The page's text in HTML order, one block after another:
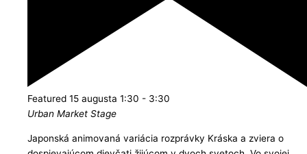
Featured 15 augusta 1:30 - 3:30
Urban Market Stage
Japonská animovaná variácia rozprávky Kráska a zviera o